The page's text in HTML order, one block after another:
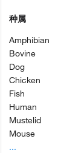
种属
Amphibian
Bovine
Dog
Chicken
Fish
Human
Mustelid
Mouse
...